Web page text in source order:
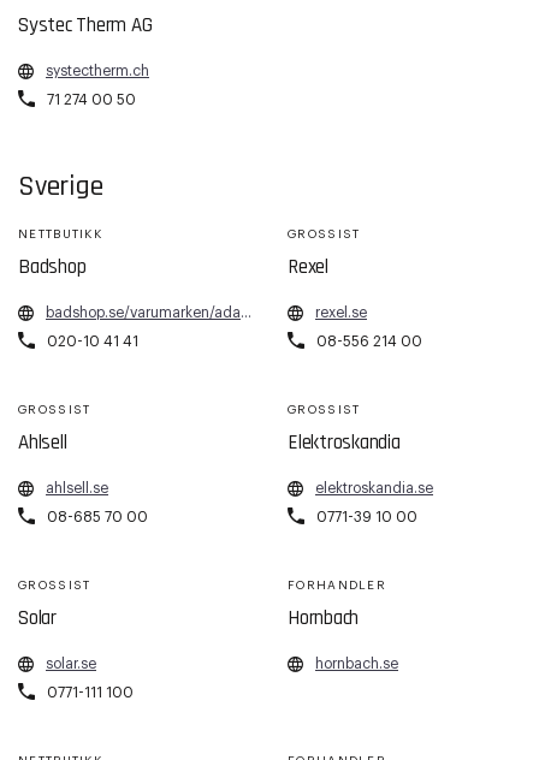
Systec Therm AG
systectherm.ch
71 274 00 50
Sverige
NETTBUTIKK
Badshop
badshop.se/varumarken/adax/
020-10 41 41
GROSSIST
Rexel
rexel.se
08-556 214 00
GROSSIST
Ahlsell
ahlsell.se
08-685 70 00
GROSSIST
Elektroskandia
elektroskandia.se
0771-39 10 00
GROSSIST
Solar
solar.se
0771-111 100
FORHANDLER
Hornbach
hornbach.se